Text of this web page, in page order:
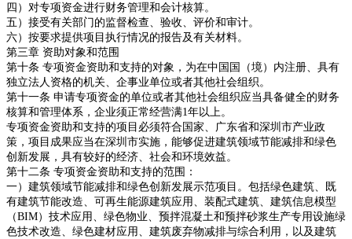
四）对专项资金进行财务管理和会计核算。
五）接受有关部门的监督检查、验收、评价和审计。
六）按要求提供项目执行情况的报告及有关材料。
第三章 资助对象和范围
第十条 专项资金资助和支持的对象，为在中国国（境）内注册、具有
独立法人资格的机关、企事业单位或者其他社会组织。
第十一条 申请专项资金的单位或者其他社会组织应当具备健全的财务
核算和管理体系，企业须正常经营满1年以上。
专项资金资助和支持的项目必须符合国家、广东省和深圳市产业政
策，项目成果应当在深圳市实施，能够促进建筑领域节能减排和绿色
创新发展，具有较好的经济、社会和环境效益。
第十二条 专项资金资助和支持的范围：
一）建筑领域节能减排和绿色创新发展示范项目。包括绿色建筑、既
有建筑节能改造、可再生能源建筑应用、装配式建筑、建筑信息模型
（BIM）技术应用、绿色物业、预拌混凝土和预拌砂浆生产专用设施绿
色技术改造、绿色建材应用、建筑废弃物减排与综合利用，以及建筑